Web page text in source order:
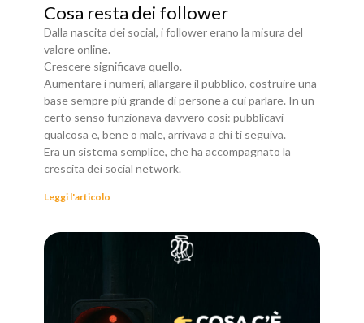
Cosa resta dei follower
Dalla nascita dei social, i follower erano la misura del
valore online.
Crescere significava quello.
Aumentare i numeri, allargare il pubblico, costruire una
base sempre più grande di persone a cui parlare. In un
certo senso funzionava davvero così: pubblicavi
qualcosa e, bene o male, arrivava a chi ti seguiva.
Era un sistema semplice, che ha accompagnato la
crescita dei social network.
Leggi l'articolo